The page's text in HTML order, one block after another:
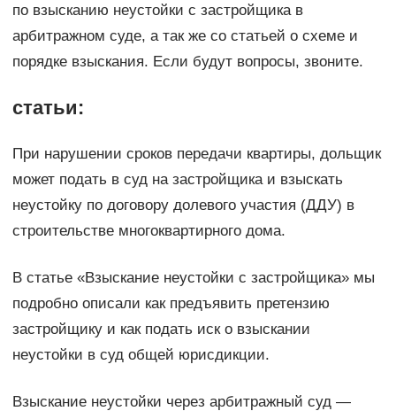
по взысканию неустойки с застройщика в
арбитражном суде, а так же со статьей о схеме и
порядке взыскания. Если будут вопросы, звоните.
статьи:
При нарушении сроков передачи квартиры, дольщик
может подать в суд на застройщика и взыскать
неустойку по договору долевого участия (ДДУ) в
строительстве многоквартирного дома.
В статье «Взыскание неустойки с застройщика» мы
подробно описали как предъявить претензию
застройщику и как подать иск о взыскании
неустойки в суд общей юрисдикции.
Взыскание неустойки через арбитражный суд —